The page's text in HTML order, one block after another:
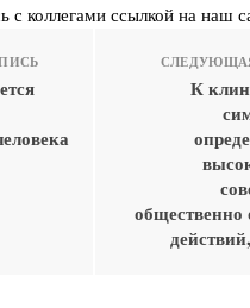
с коллегами ссылкой на наш
К